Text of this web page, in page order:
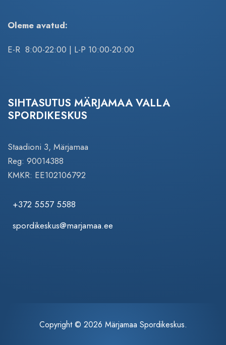
Oleme avatud:
E-R 8:00-22:00 | L-P 10:00-20:00
SIHTASUTUS MÄRJAMAA VALLA
SPORDIKESKUS
Staadioni 3, Märjamaa
Reg: 90014388
KMKR: EE102106792
+372 5557 5588
spordikeskus@marjamaa.ee
Copyright © 2026 Märjamaa Spordikeskus.